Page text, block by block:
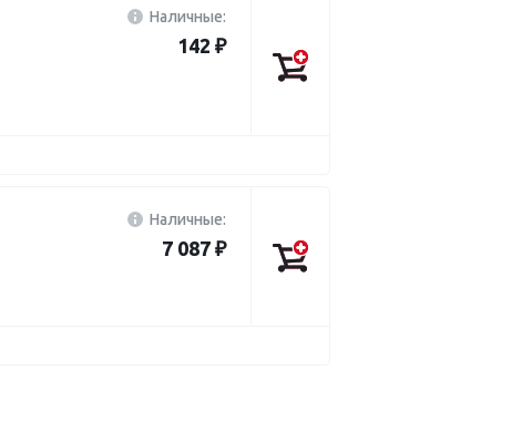
Наличные:
142 ₽
Наличные:
7 087 ₽